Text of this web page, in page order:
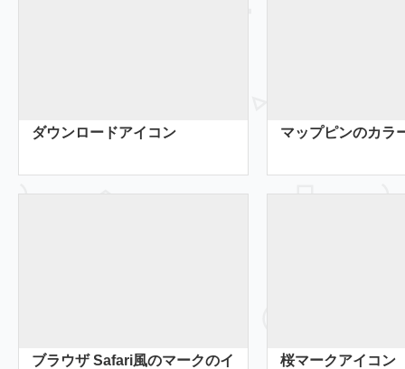
ダウンロードアイコン マップピンのカラ
ブラウザ Safari風のマークのイ
桜マークアイコン